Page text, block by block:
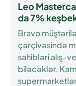
Leo
da 7%
Bravo
çərçivəsində
sahibləri alış-
biləcəklər.